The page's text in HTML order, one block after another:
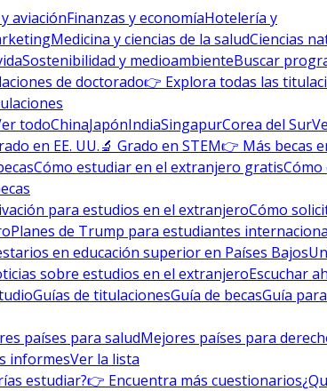
aviaciónFinanzas y economíaHotelería y
Medicina y ciencias de la saludCiencias
Sostenibilidad y medioambienteBuscar
de doctorado👉 Explora todas las
todoChinaJapónIndiaSingapurCorea del Sur
en EE. UU.🔬 Grado en STEM👉 Más becas
Cómo estudiar en el extranjero gratis
para estudios en el extranjeroCómo
Planes de Trump para estudiantes
en educación superior en Países Bajos
sobre estudios en el extranjeroEscuchar
Guías de titulacionesGuía de becasGuía
países para saludMejores países para
informesVer la lista
estudiar?👉 Encuentra más cuestionarios